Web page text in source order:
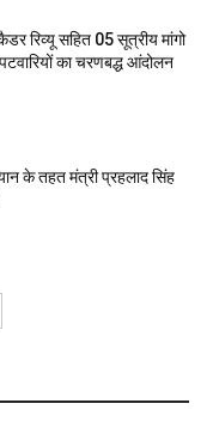
रिव्यू सहित 05 सूत्रीय मांगो
का चरणबद्ध आंदोलन
के तहत मंत्री प्रहलाद सिंह